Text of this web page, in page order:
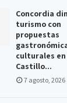
Concordia
turismo con
propuestas
culturales
Castillo...
7 agosto, 2026